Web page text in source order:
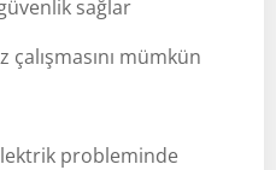
sağlar
mümkün
probleminde